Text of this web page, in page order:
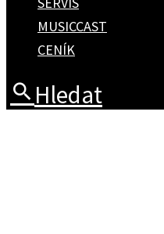
MUSICCAST
CENÍK
Hledat